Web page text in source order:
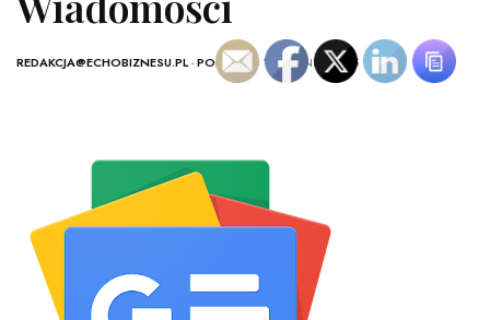
REDAKCJA@ECHOBIZNESU.PL-POLSKA - 6 WRZEŚNIA, 2025